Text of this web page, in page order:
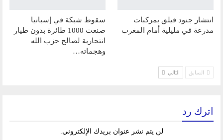
انتشار جنود فيلق بمركبات
مدرعة في مليلية أمام المغرب
سقوط شبكة في إسبانيا
صنعت 1000 طائرة بدون طيار
انتحارية لصالح حزب الله
وهجماته…
السابق التالي
اترك رد
لن يتم نشر عنوان بريدك الإلكتروني.